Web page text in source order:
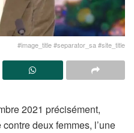
#image_title #separator_sa #site_title
2021 précisément,
deux femmes, l’une